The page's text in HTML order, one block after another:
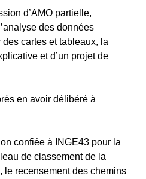
d’AMO partielle,
des données
cartes et tableaux, la
et d’un projet de
en avoir délibéré à
confiée à INGE43 pour la
de classement de la
le recensement des chemins